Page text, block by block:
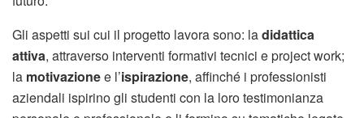
Gli aspetti sui cui il progetto lavora sono: ladidattica
attiva, attraverso interventi formativi tecnici e project work;
la motivazionee l’ispirazione, affinché i professionisti
aziendali ispirino gli studenti con la loro testimonianza